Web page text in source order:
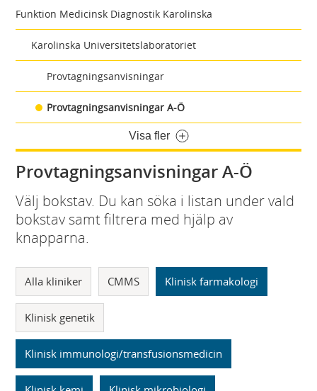
Funktion Medicinsk Diagnostik Karolinska
Karolinska Universitetslaboratoriet
Provtagningsanvisningar
Provtagningsanvisningar A-Ö
Visa fler
Provtagningsanvisningar A-Ö
Välj bokstav. Du kan söka i listan under vald
bokstav samt filtrera med hjälp av
knapparna.
Alla kliniker CMMS Klinisk farmakologi
Klinisk genetik
Klinisk immunologi/transfusionsmedicin